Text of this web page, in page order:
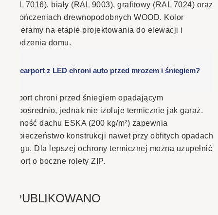
OPUBLIKOWANO
(RAL 7016), biały (RAL 9003), grafitowy (RAL 7024) oraz
wykończeniach drewnopodobnych WOOD. Kolor
dobieramy na etapie projektowania do elewacji i
ogrodzenia domu.
Czy carport z LED chroni auto przed mrozem i śniegiem?
Carport chroni przed śniegiem opadającym
bezpośrednio, jednak nie izoluje termicznie jak garaż.
Nośność dachu ESKA (200 kg/m²) zapewnia
bezpieczeństwo konstrukcji nawet przy obfitych opadach
śniegu. Dla lepszej ochrony termicznej można uzupełnić
carport o boczne rolety ZIP.